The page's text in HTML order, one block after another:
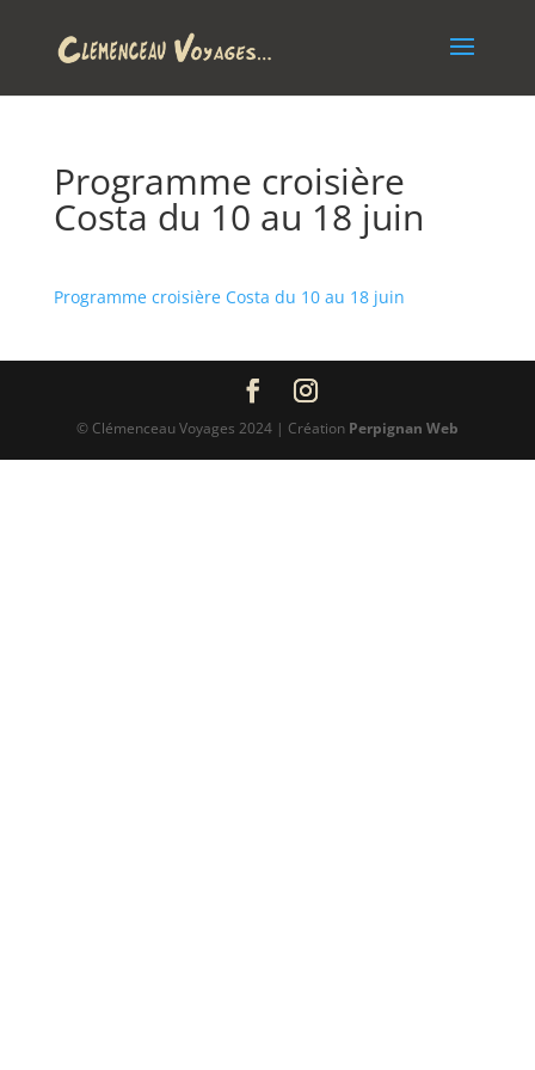
Programme croisière
Costa du 10 au 18 juin
Programme croisière Costa du 10 au 18 juin
© Clémenceau Voyages 2024 | Création Perpignan Web